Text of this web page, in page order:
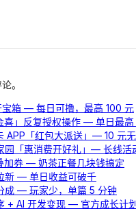
。
宝箱 — 每日可撸，最高 100 元
喜」反复授权操作 — 单日最
APP「红包大派送」— 10 元
园「惠消费开好礼」— 长线活
加券 — 奶茶正餐几块钱搞定
新 — 单日收益可破千
成 — 玩家少，单篇 5 分钟
+ AI 开发变现 — 官方成长计